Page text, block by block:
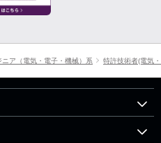
ニア（電気・電子・機械）系 特許技術者(電気